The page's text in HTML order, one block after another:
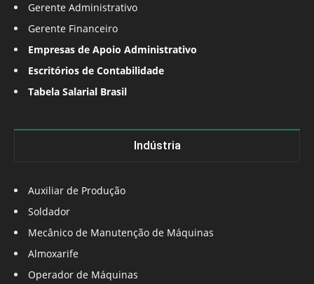
Gerente Administrativo
Gerente Financeiro
Empresas de Apoio Administrativo
Escritórios de Contabilidade
Tabela Salarial Brasil
Indústria
Auxiliar de Produção
Soldador
Mecânico de Manutenção de Máquinas
Almoxarife
Operador de Máquinas